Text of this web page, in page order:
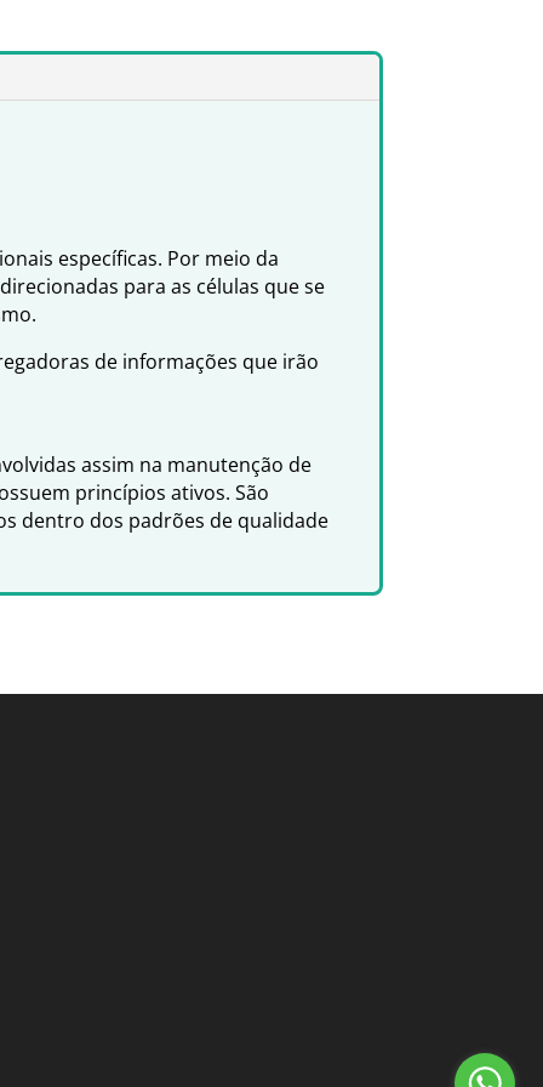
específicas. Por meio da
para as células que se
de informações que irão
assim na manutenção de
princípios ativos. São
dentro dos padrões de qualidade